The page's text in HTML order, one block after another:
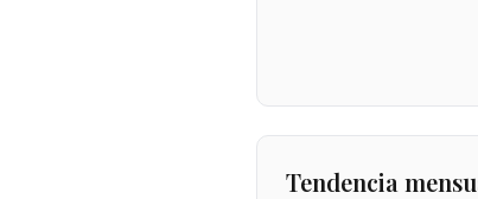
Tendencia